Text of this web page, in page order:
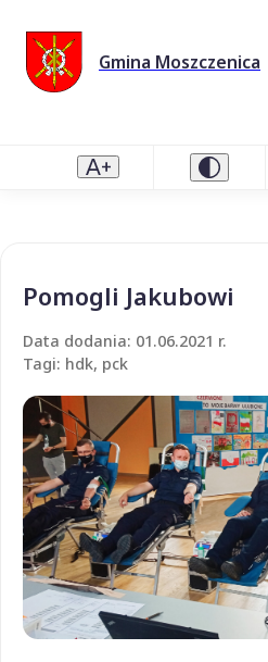
Gmina Moszczenica
Pomogli Jakubowi
Data dodania: 01.06.2021 r.
Tagi: hdk, pck